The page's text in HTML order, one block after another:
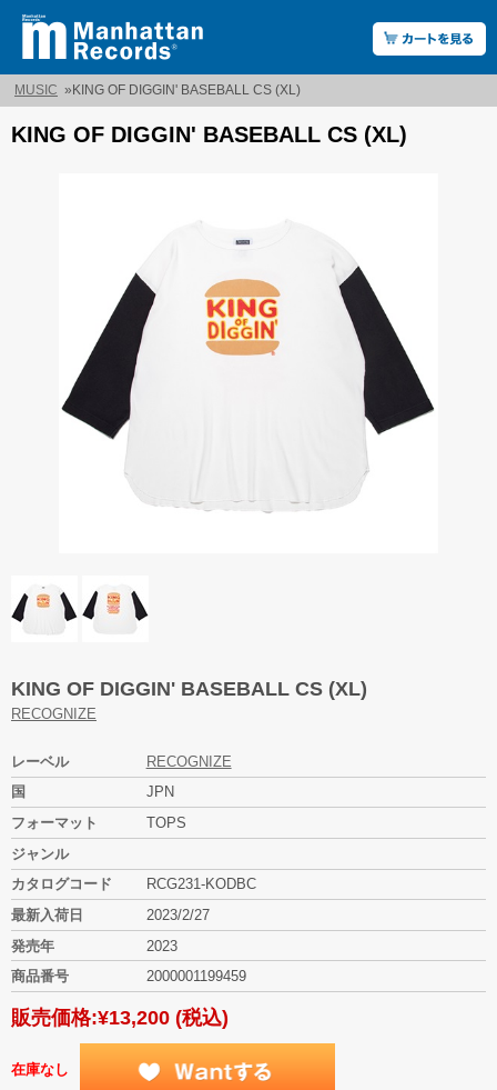
MUSIC » KING OF DIGGIN' BASEBALL CS (XL)
KING OF DIGGIN' BASEBALL CS (XL)
KING OF DIGGIN' BASEBALL CS (XL)
RECOGNIZE
レーベル
RECOGNIZE
国
JPN
フォーマット
TOPS
ジャンル
カタログコード
RCG231-KODBC
最新入荷日
2023/2/27
発売年
2023
商品番号
2000001199459
販売価格:¥13,200 (税込)
在庫なし